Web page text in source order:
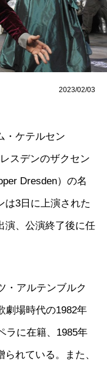
2023/02/03
・ケテルセン
スデンのザクセン
Dresden）の名
は3日に上演された
演、公演終了後に任
・アルテンブルク
劇場時代の1982年
ラに在籍、1985年
れている。また、